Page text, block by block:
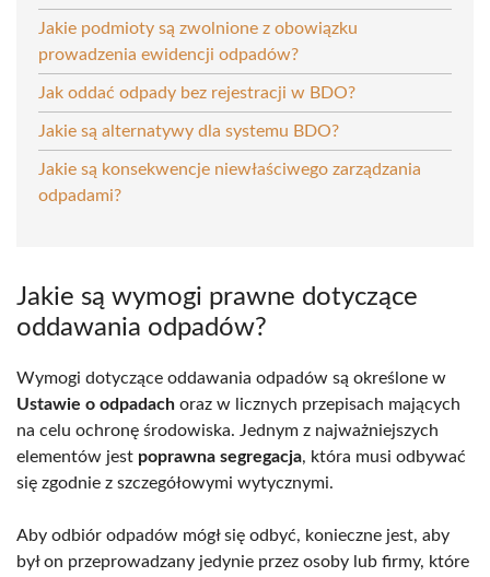
Jakie podmioty są zwolnione z obowiązku
prowadzenia ewidencji odpadów?
Jak oddać odpady bez rejestracji w BDO?
Jakie są alternatywy dla systemu BDO?
Jakie są konsekwencje niewłaściwego zarządzania
odpadami?
Jakie są wymogi prawne dotyczące
oddawania odpadów?
Wymogi dotyczące oddawania odpadów są określone w
Ustawie o odpadach oraz w licznych przepisach mających
na celu ochronę środowiska. Jednym z najważniejszych
elementów jest poprawna segregacja, która musi odbywać
się zgodnie z szczegółowymi wytycznymi.
Aby odbiór odpadów mógł się odbyć, konieczne jest, aby
był on przeprowadzany jedynie przez osoby lub firmy, które